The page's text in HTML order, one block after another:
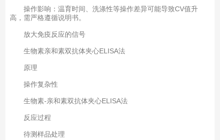
操作影响‌：温育时间、洗涤性等操作差异可能导致CV值升
高，需严格遵循说明书‌。
放大免疫反应的信号
生物素亲和素双抗体夹心ELISA法
原理
操作复杂性
生物素-亲和素双抗体夹心ELISA法
反应过程
待测样品处理